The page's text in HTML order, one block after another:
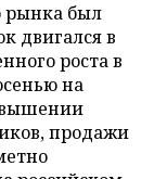
рынка был
двигался в
роста в
на
продажи